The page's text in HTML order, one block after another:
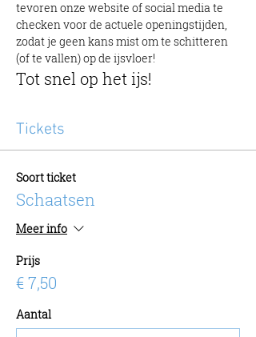
tevoren onze website of social media te
checken voor de actuele openingstijden,
zodat je geen kans mist om te schitteren
(of te vallen) op de ijsvloer!
Tot snel op het ijs!
Tickets
Soort ticket
Schaatsen
Meer info
Prijs
€ 7,50
Aantal